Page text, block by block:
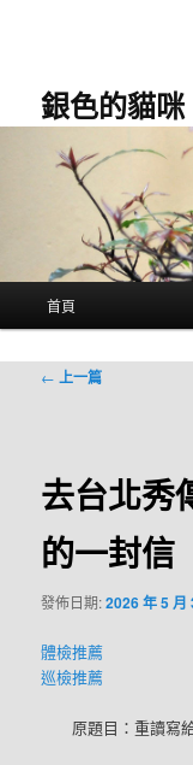
銀色的貓咪
首頁
文
← 上一篇
去台北秀
的一封信
發佈日期:2026 年 5 月
體檢推薦
巡檢推薦
原題目：重讀寫